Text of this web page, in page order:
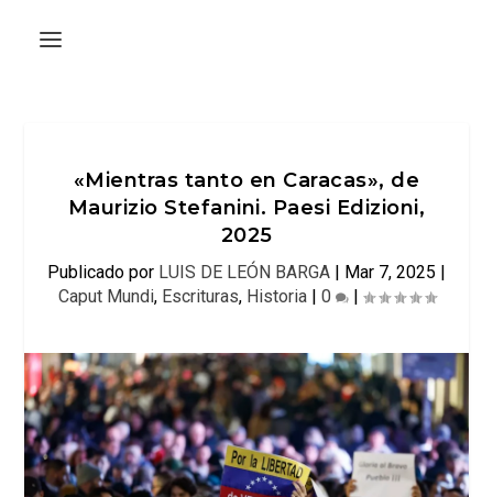
«Mientras tanto en Caracas», de
Maurizio Stefanini. Paesi Edizioni,
2025
Publicado por LUIS DE LEÓN BARGA | Mar 7, 2025 |
Caput Mundi, Escrituras, Historia| 0 |